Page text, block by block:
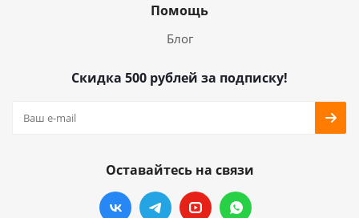
Помощь
Блог
Скидка 500 рублей за подписку!
Оставайтесь на связи